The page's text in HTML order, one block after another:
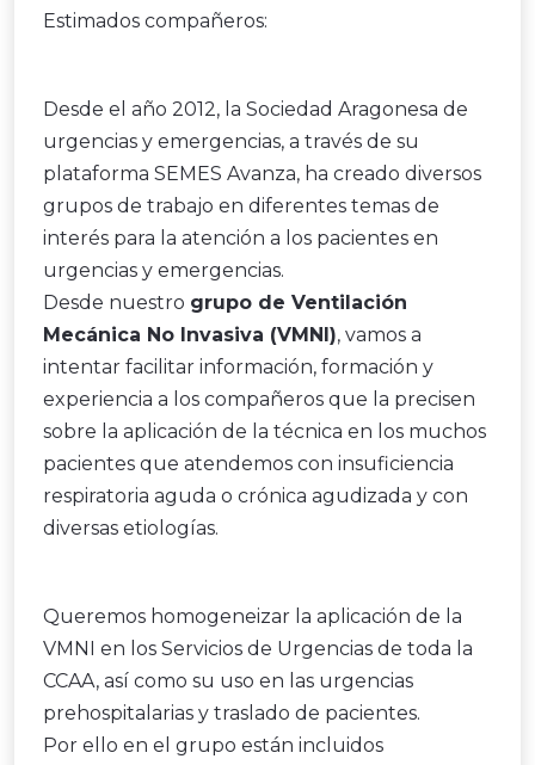
Estimados compañeros:
Desde el año 2012, la Sociedad Aragonesa de
urgencias y emergencias, a través de su
plataforma SEMES Avanza, ha creado diversos
grupos de trabajo en diferentes temas de
interés para la atención a los pacientes en
urgencias y emergencias.
Desde nuestro grupo de Ventilación
Mecánica No Invasiva (VMNI), vamos a
intentar facilitar información, formación y
experiencia a los compañeros que la precisen
sobre la aplicación de la técnica en los muchos
pacientes que atendemos con insuficiencia
respiratoria aguda o crónica agudizada y con
diversas etiologías.
Queremos homogeneizar la aplicación de la
VMNI en los Servicios de Urgencias de toda la
CCAA, así como su uso en las urgencias
prehospitalarias y traslado de pacientes.
Por ello en el grupo están incluidos